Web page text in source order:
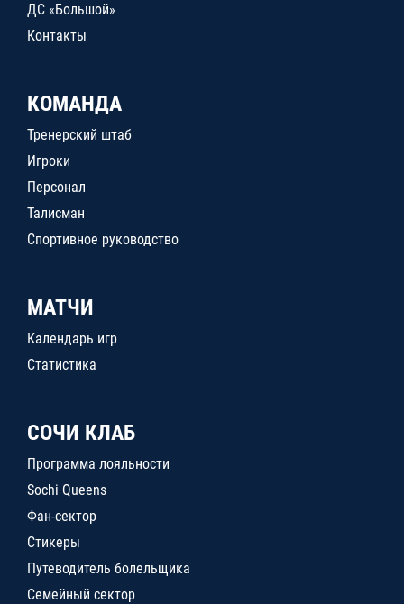
ДС «Большой»
Контакты
КОМАНДА
Тренерский штаб
Игроки
Персонал
Талисман
Спортивное руководство
МАТЧИ
Календарь игр
Статистика
СОЧИ КЛАБ
Программа лояльности
Sochi Queens
Фан-сектор
Стикеры
Путеводитель болельщика
Семейный сектор